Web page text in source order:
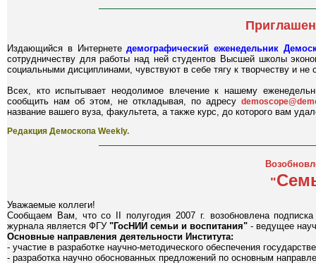
Издающийся в Интернетедемографический еженедельник
сотрудничеству для работы над ней студентов Высшей школы
социальными дисциплинами, чувствуют в себе тягу к творчеству и
Всех, кто испытывает неодолимое влечение к нашему
сообщить нам об этом, не откладывая, по адресу
название вашего вуза, факультета, а также курс, до которого вам
Редакция Демоскопа Weekly.
"
Уважаемые коллеги!
Сообщаем Вам, что со II полугодия 2007 г. возобновлена
журнала является ФГУ "ГосНИИ семьи и воспитания" - ведущее
Основные направления деятельности Института:
- участие в разработке научно-методического обеспечения
- разработка научно обоснованных предложений по основным